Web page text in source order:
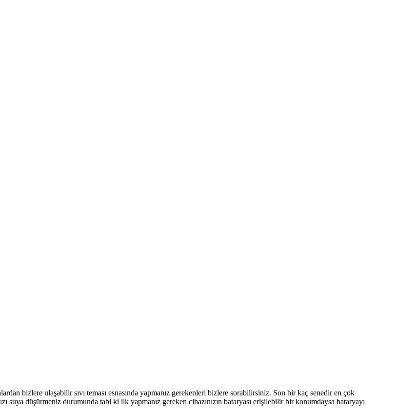
bizlere ulaşabilir sıvı teması esnasında yapmanız gerekenleri bizlere sorabilirsiniz. Son bir kaç senedir en çok
suya düşürmeniz durumunda tabi ki ilk yapmanız gereken cihazınızın bataryası erişilebilir bir konumdaysa bataryayı